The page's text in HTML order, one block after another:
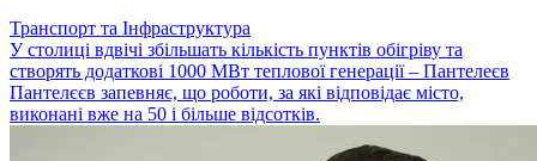
Транспорт та Інфраструктура
У столиці вдвічі збільшать кількість пунктів обігріву та
створять додаткові 1000 МВт теплової генерації – Пантелеєв
Пантелєєв запевняє, що роботи, за які відповідає місто,
виконані вже на 50 і більше відсотків.